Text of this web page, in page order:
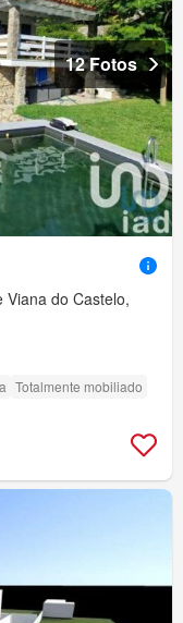
12 Fotos
do Castelo,
Totalmente mobiliado